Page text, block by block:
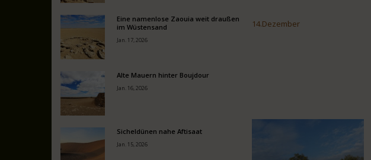
14.Dezember
Eine namenlose Zaouia weit draußen
im Wüstensand
Jan. 17, 2026
Alte Mauern hinter Boujdour
Jan. 16, 2026
Sicheldünen nahe Aftisaat
Jan. 15, 2026